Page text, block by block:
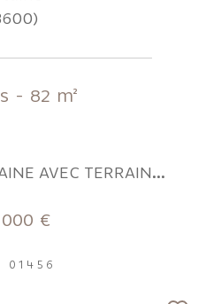
- 82 m²
AVEC TERRAIN...
€
01456